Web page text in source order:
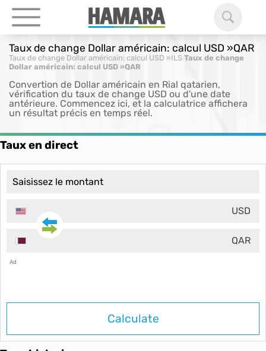
Taux de change Dollar américain: calcul USD »QAR
Taux de change Dollar américain: calcul USD »ILS Taux de change
Dollar américain: calcul USD »QAR
Convertion de Dollar américain en Rial qatarien,
vérification du taux de change USD ou d'une date
antérieure. Commencez ici, et la calculatrice affichera
un résultat précis en temps réel.
Taux en direct
USD
QAR
Ad
Calculate